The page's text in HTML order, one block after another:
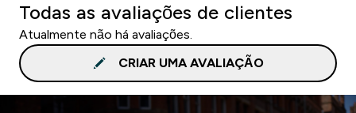
Todas as avaliações de clientes
Atualmente não há avaliações.
CRIAR UMA AVALIAÇÃO